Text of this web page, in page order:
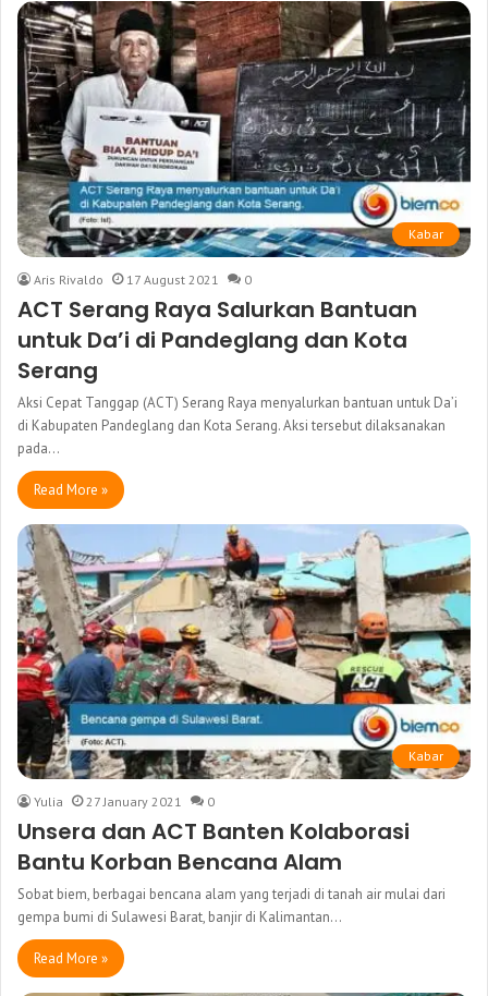
Kabar
Aris Rivaldo 17 August 2021 0
ACT Serang Raya Salurkan Bantuan
untuk Da’i di Pandeglang dan Kota
Serang
Aksi Cepat Tanggap (ACT) Serang Raya menyalurkan bantuan untuk Da’i
di Kabupaten Pandeglang dan Kota Serang. Aksi tersebut dilaksanakan
pada…
Read More »
Kabar
Yulia 27 January 2021 0
Unsera dan ACT Banten Kolaborasi
Bantu Korban Bencana Alam
Sobat biem, berbagai bencana alam yang terjadi di tanah air mulai dari
gempa bumi di Sulawesi Barat, banjir di Kalimantan…
Read More »